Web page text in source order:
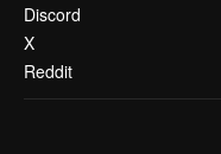
Discord
X
Reddit